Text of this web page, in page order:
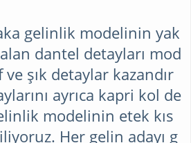
gelinlik modelinin yak
dantel detayları mod
şık detaylar kazandır
ayrıca kapri kol de
modelinin etek kıs
Her gelin adayı g